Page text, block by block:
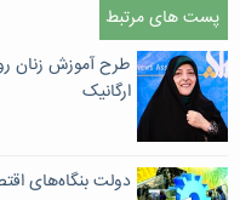
پست های مرتبط
طرح آموزش زنان
ارگانیک
دولت بنگاه‌های